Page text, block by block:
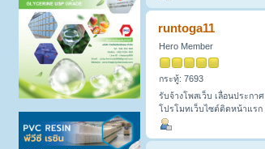
runtoga11
Hero Member
กระทู้: 7693
รับจ้างโพสเว็บ เลื่อนประกาศ
โปรโมทเว็บไซต์ติดหน้าแรก